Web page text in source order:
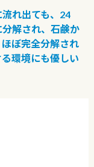
れ出ても、 24
解され、石鹸か
ほぼ完全分解され
環境にも優しい